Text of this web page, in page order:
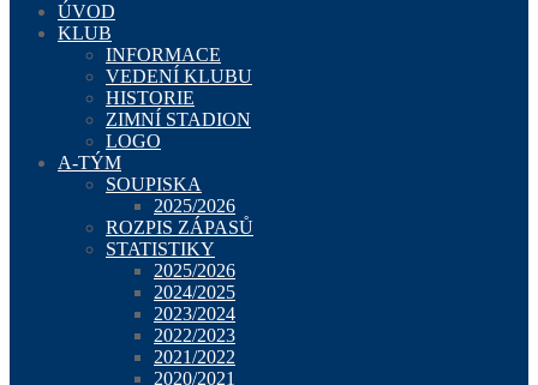
ÚVOD
KLUB
INFORMACE
VEDENÍ KLUBU
HISTORIE
ZIMNÍ STADION
LOGO
A-TÝM
SOUPISKA
2025/2026
ROZPIS ZÁPASŮ
STATISTIKY
2025/2026
2024/2025
2023/2024
2022/2023
2021/2022
2020/2021